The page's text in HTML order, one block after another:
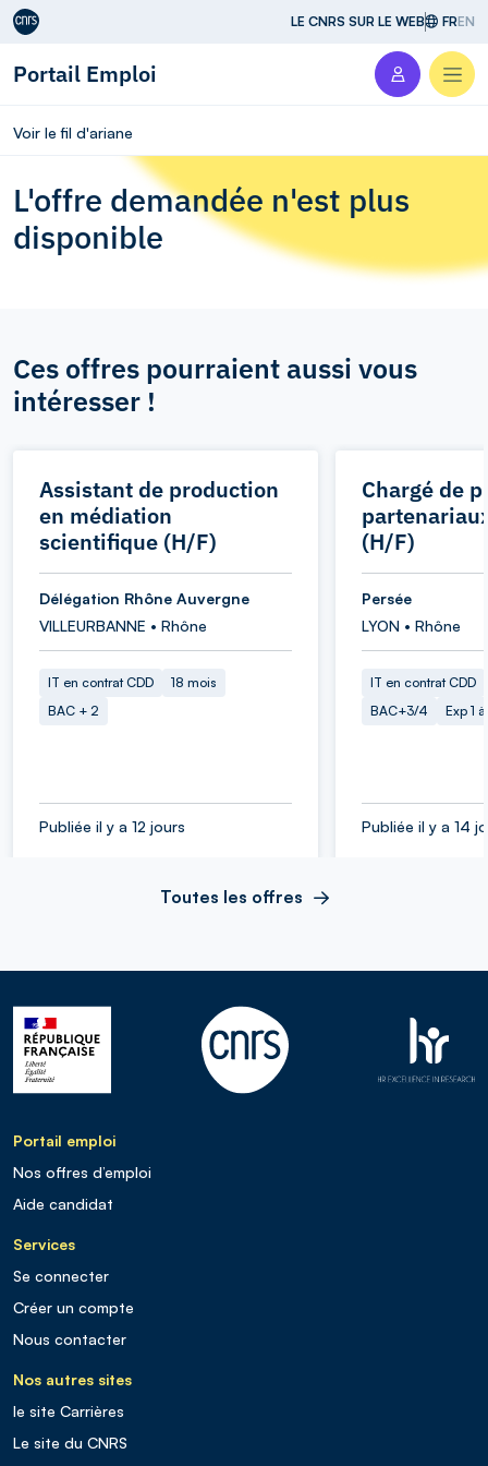
Aller au contenu LE CNRS SUR LE WEB FREN
Portail Emploi
Voir le fil d'ariane
L'offre demandée n'est plus
disponible
Ces offres pourraient aussi vous
intéresser !
Assistant de production
en médiation
scientifique (H/F)
Délégation Rhône Auvergne
VILLEURBANNE • Rhône
IT en contrat CDD
18 mois
BAC + 2
Publiée il y a 12 jours
Chargé de
(H/F)
Persée
LYON • Rhône
IT en contrat CDD
BAC+3/4
Exp 1
Publiée il y a 14
Toutes les offres
Portail emploi
Nos offres d’emploi
Aide candidat
Services
Se connecter
Créer un compte
Nous contacter
Nos autres sites
le site Carrières
Le site du CNRS